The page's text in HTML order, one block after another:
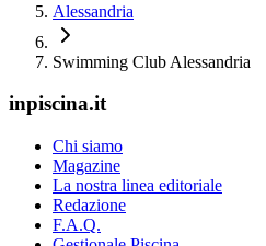
Alessandria
Swimming Club Alessandria
inpiscina.it
Chi siamo
Magazine
La nostra linea editoriale
Redazione
F.A.Q.